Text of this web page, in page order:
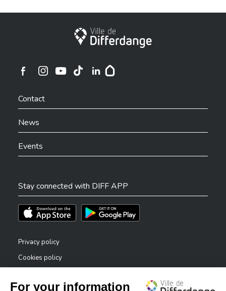
City of Differdange
Ville de Differdange sur Instagram
Contact
News
Events
Stay connected with DIFF APP
Téléchargez l'app sur l'App StoreTéléchargez l'app sur Play Store
Privacy policy
Cookies policy
Accessibility statement